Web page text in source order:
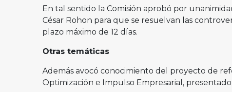
En tal sentido la Comisión aprobó por
César Rohon para que se resuelvan las
plazo máximo de 12 días.
Otras temáticas
Además avocó conocimiento del proyecto de
Optimización e Impulso Empresarial,